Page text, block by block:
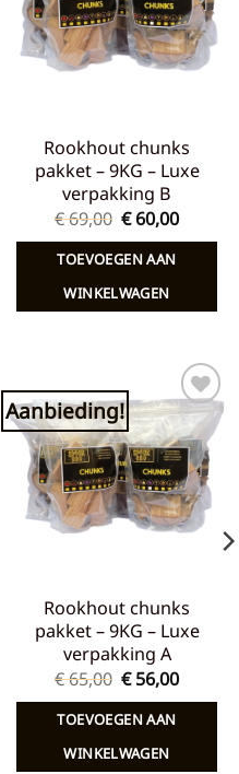
Rookhout chunks
pakket – 9KG – Luxe
verpakking B
€69,00
prijs
was:
€ 69,00.
€60,00
TOEVOEGEN AAN
WINKELWAGEN
Aanbieding!
Toevoegen
aan
verlanglijst
Rookhout chunks
pakket – 9KG – Luxe
verpakking A
€65,00
prijs
was:
€ 65,00.
€56,00
TOEVOEGEN AAN
WINKELWAGEN